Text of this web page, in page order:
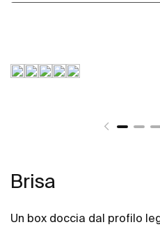
Brisa
Un box doccia dal profilo